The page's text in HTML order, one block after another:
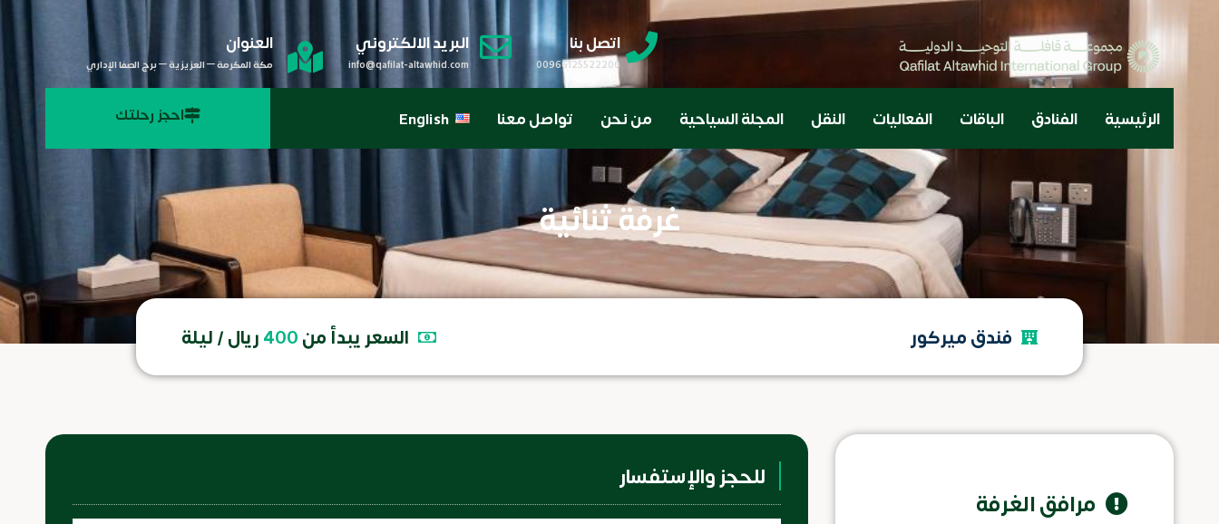
اتصل بنا
00966125522200
البريد الالكتروني
info@qafilat-altawhid.com
العنوان
مكة المكرمة – العزيزية – برج الصفا الإداري
الرئيسية الفنادق الباقات الفعاليات النقل المجلة السياحية من نحن تواصل معنا English احجز رحلتك
غرفة ثنائية
فندق ميركور السعر يبدأ من400ريال / ليلة
مرافق الغرفة
للحجز والإستفسار